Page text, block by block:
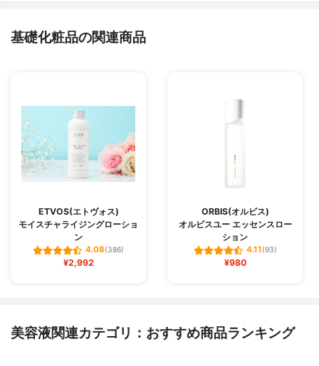
基礎化粧品の関連商品
ETVOS(エトヴォス)
モイスチャライジングローショ
ン
4.08(386)
¥2,992
ORBIS(オルビス)
オルビスユー エッセンスロー
ション
4.11(93)
¥980
美容液関連カテゴリ：おすすめ商品ランキング